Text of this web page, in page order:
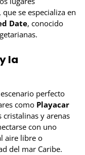
, que se especializa en
Date, conocido
la
perfecto
como Playacar
cristalinas y arenas
con uno
aire libre o
del mar Caribe.